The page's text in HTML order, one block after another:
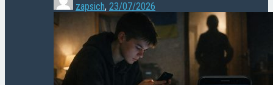
zapsich, 23/07/2026